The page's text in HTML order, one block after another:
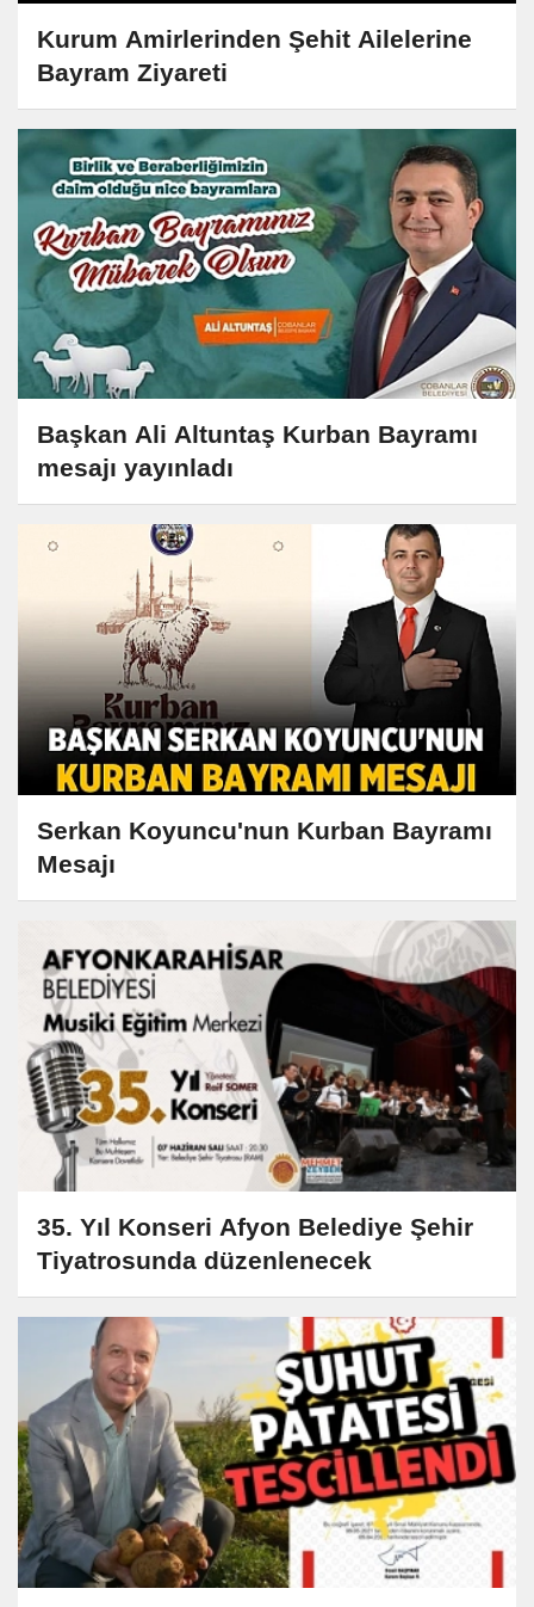
Kurum Amirlerinden Şehit Ailelerine
Bayram Ziyareti
Başkan Ali Altuntaş Kurban Bayramı
mesajı yayınladı
Serkan Koyuncu'nun Kurban Bayramı
Mesajı
35. Yıl Konseri Afyon Belediye Şehir
Tiyatrosunda düzenlenecek